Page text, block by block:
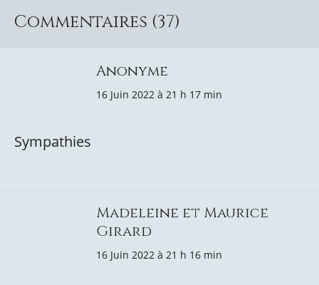
Commentaires (37)
Anonyme
16 Juin 2022 à 21 h 17 min
Sympathies
Madeleine et Maurice
Girard
16 Juin 2022 à 21 h 16 min